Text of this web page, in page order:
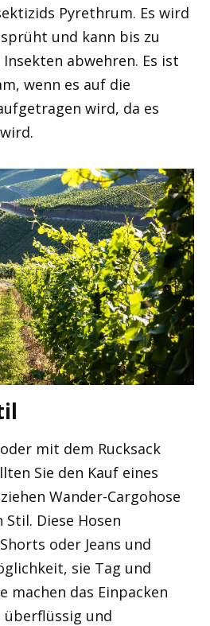
Pyrethrum. Es wird
und kann bis zu
abwehren. Es ist
wenn es auf die
wird, da es
mit dem Rucksack
Sie den Kauf eines
Wander-Cargohose
Diese Hosen
oder Jeans und
sie Tag und
machen das Einpacken
und